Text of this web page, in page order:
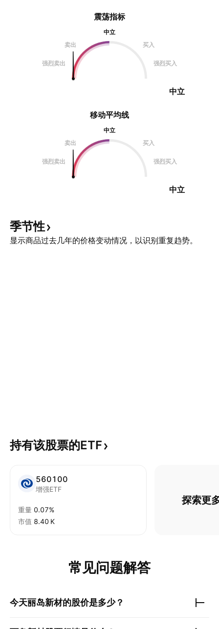
震荡指标
中立
卖出
买入
强烈卖出 强烈买入
中立
移动平均线
中立
卖出
买入
强烈卖出 强烈买入
中立
季节性
显示商品过去几年的价格变动情况，以识别重复趋势。
持有该股票的ETF
560100
增强ETF
重量 0.07%
市值 ‪8.40 K‬
探索更
常见问题解答
今天丽岛新材的股价是多少？